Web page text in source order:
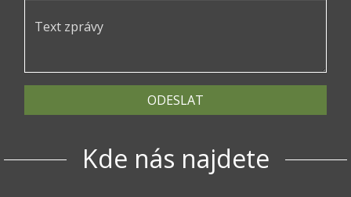
ODESLAT
Kde nás najdete